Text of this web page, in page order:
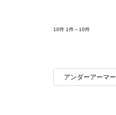
10件 1件～10件
アンダーアーマー